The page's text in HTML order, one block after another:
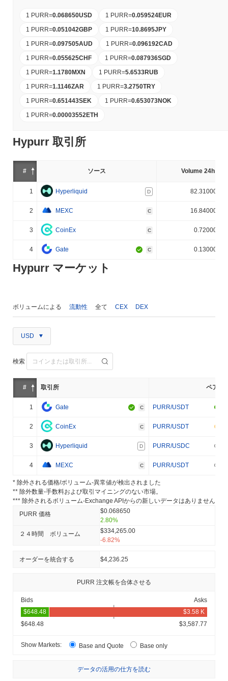
1 PURR=0.068650USD 1 PURR=0.059524EUR
1 PURR=0.051042GBP 1 PURR=10.8695JPY
1 PURR=0.097505AUD 1 PURR=0.096192CAD
1 PURR=0.055625CHF 1 PURR=0.087936SGD
1 PURR=1.1780MXN 1 PURR=5.6533RUB
1 PURR=1.1146ZAR 1 PURR=3.2750TRY
1 PURR=0.651443SEK 1 PURR=0.653073NOK
1 PURR=0.00003552ETH
Hypurr 取引所
# ソース Volume 24h (%)
1 Hyperliquid D 82.310000%
2 MEXC C 16.840000%
3 CoinEx C 0.720000%
4 Gate C 0.130000%
Hypurr マーケット
ボリュームによる 流動性 全て CEX DEX
USD
検索
# 取引所 ペア
1 Gate C PURR/USDT
2 CoinEx C PURR/USDT
3 Hyperliquid D PURR/USDC
4 MEXC C PURR/USDT
* 除外される価格/ボリューム-異常値が検出されました
** 除外数量-手数料および取引マイニングのない市場。
*** 除外されるボリューム-Exchange APIからの新しいデータはありません
PURR 価格
$0.068650
2.80%
２４時間 ボリューム
$334,265.00
-6.82%
オーダーを統合する $4,236.25
PURR 注文帳を合体させる
Bids Asks
$648.48 $3,587.77
Show Markets: Base and Quote Base only
データの活用の仕方を読む